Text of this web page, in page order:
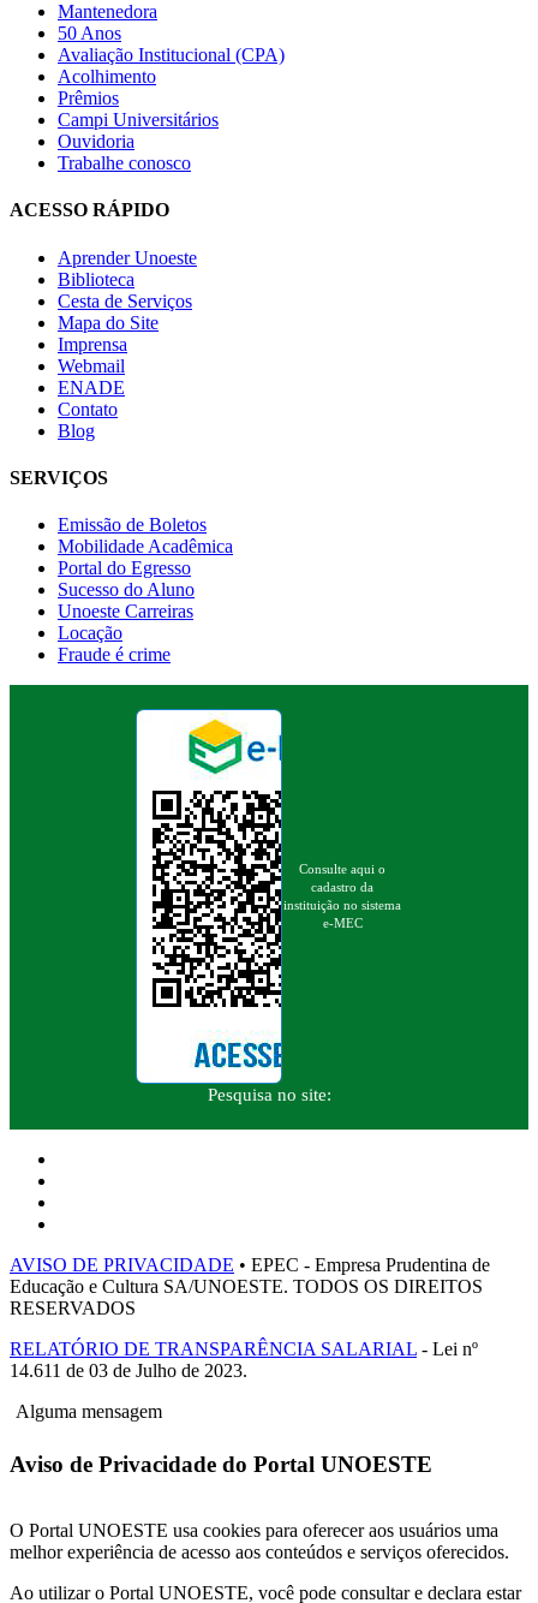
Mantenedora
50 Anos
Avaliação Institucional (CPA)
Acolhimento
Prêmios
Campi Universitários
Ouvidoria
Trabalhe conosco
ACESSO RÁPIDO
Aprender Unoeste
Biblioteca
Cesta de Serviços
Mapa do Site
Imprensa
Webmail
ENADE
Contato
Blog
SERVIÇOS
Emissão de Boletos
Mobilidade Acadêmica
Portal do Egresso
Sucesso do Aluno
Unoeste Carreiras
Locação
Fraude é crime
Consulte aqui o
cadastro da
instituição no sistema
e-MEC
Pesquisa no site:
AVISO DE PRIVACIDADE • EPEC - Empresa Prudentina de
Educação e Cultura SA/UNOESTE. TODOS OS DIREITOS
RESERVADOS
RELATÓRIO DE TRANSPARÊNCIA SALARIAL - Lei nº
14.611 de 03 de Julho de 2023.
Alguma mensagem
Aviso de Privacidade do Portal UNOESTE
O Portal UNOESTE usa cookies para oferecer aos usuários uma
melhor experiência de acesso aos conteúdos e serviços oferecidos.
Ao utilizar o Portal UNOESTE, você pode consultar e declara estar